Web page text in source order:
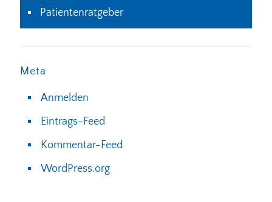
Patientenratgeber
Meta
Anmelden
Eintrags-Feed
Kommentar-Feed
WordPress.org